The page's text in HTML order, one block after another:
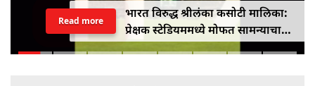
भारत विरुद्ध श्रीलंका कसोटी मालिका:
प्रेक्षक स्टेडियममध्ये मोफत सामन्याचा
आनंद घेऊ शकतात
Read more